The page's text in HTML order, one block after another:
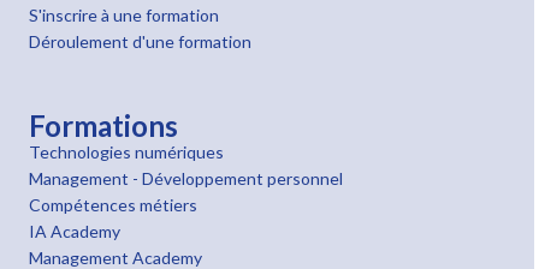
S'inscrire à une formation
Déroulement d'une formation
Formations
Technologies numériques
Management - Développement personnel
Compétences métiers
IA Academy
Management Academy